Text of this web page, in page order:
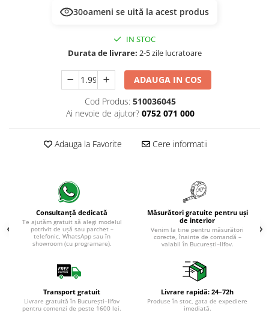
Advanced 8 mm
Herringbone 8 mm
Mammut 12 mm
Robusto 12 mm
30oameni se uită la acest produs
IN STOC
Durata de livrare: 2-5 zile lucratoare
ADAUGA IN COS
Cod Produs: 510036045
Ai nevoie de ajutor? 0752 071 000
Adauga la Favorite Cere informatii
Consultanță dedicată
Te ajutăm gratuit să alegi modelul
potrivit de ușă sau parchet –
telefonic, WhatsApp sau în
showroom (cu programare).
Măsurători gratuite pentru uși
de interior
Venim la tine pentru măsurători
corecte, înainte de comandă –
valabil în București–Ilfov.
Transport gratuit
Livrare gratuită în București–Ilfov
pentru comenzi de peste 1600 lei.
Livrare rapidă: 24–72h
Produse în stoc, gata de expediere
imediată.